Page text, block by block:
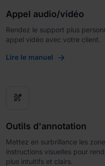
Appel audio/vidéo
Rendez le support plus
appel vidéo avec votre client.
Lire le manuel
draw
Outils d'annotation
Mettez en surbrillance les
instructions visuelles pour
plus intuitifs et clairs.